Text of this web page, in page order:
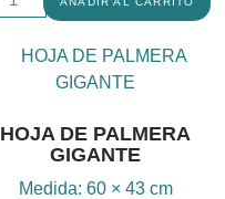
HOJA DE PALMERA
GIGANTE
Medida: 60 × 43 cm